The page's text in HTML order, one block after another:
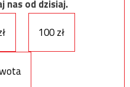
nas od dzisiaj.
100 zł